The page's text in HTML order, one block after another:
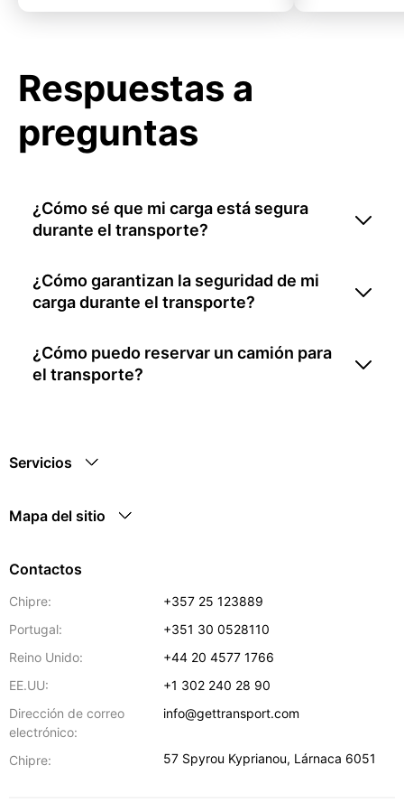
Respuestas a
preguntas
¿Cómo sé que mi carga está segura
durante el transporte?
¿Cómo garantizan la seguridad de mi
carga durante el transporte?
¿Cómo puedo reservar un camión para
el transporte?
Servicios
Mapa del sitio
Contactos
Chipre:
+357 25 123889
Portugal:
+351 30 0528110
Reino Unido:
+44 20 4577 1766
EE.UU:
+1 302 240 28 90
Dirección de correo
electrónico:
info@gettransport.com
Chipre: 57 Spyrou Kyprianou, Lárnaca 6051